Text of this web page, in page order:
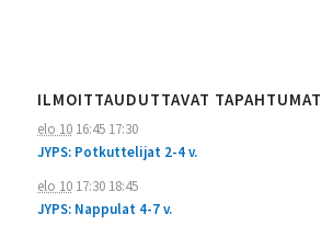
ILMOITTAUDUTTAVAT TAPAHTUMAT
elo 1016:45 17:30
JYPS: Potkuttelijat 2-4 v.
elo 1017:30 18:45
JYPS: Nappulat 4-7 v.